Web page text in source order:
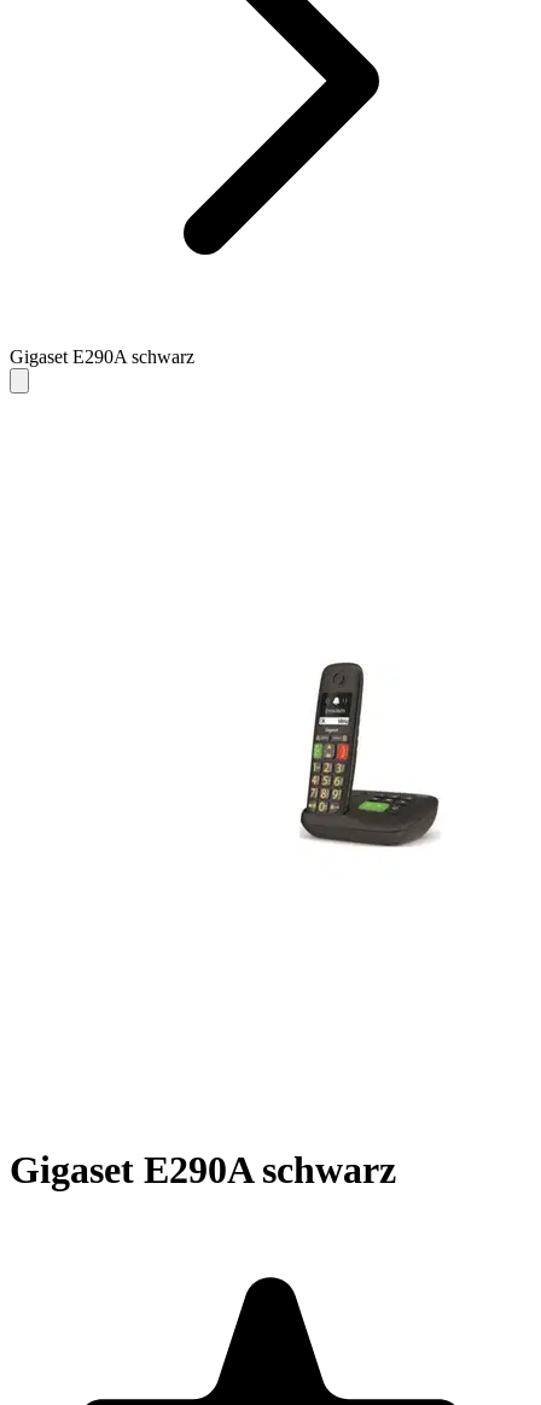
Gigaset E290A schwarz
Gigaset E290A schwarz